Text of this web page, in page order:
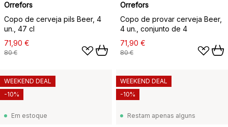
Orrefors
Copo de cerveja pils Beer, 4
un., 47 cl
71,90 €
80 €
Orrefors
Copo de provar cerveja Beer,
4 un., conjunto de 4
71,90 €
80 €
Em estoque
WEEKEND DEAL
-10%
Restam apenas alguns
WEEKEND DEAL
-10%